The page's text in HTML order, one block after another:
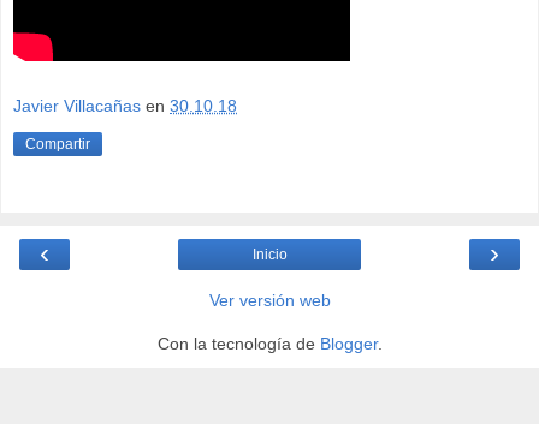
Javier Villacañas en 30.10.18
Compartir
‹ ›
Inicio
Ver versión web
Con la tecnología de Blogger.